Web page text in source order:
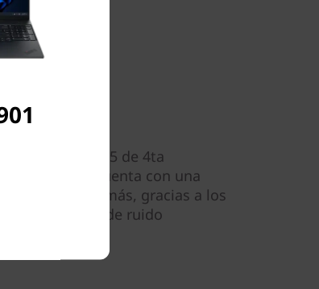
ThinkPad E15 de 4ta
partes. Cuenta con una
Además, gracias a los
cancelación de ruido